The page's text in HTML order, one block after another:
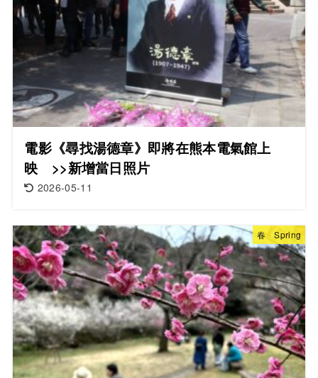
電影《尋找湯德章》即將在熊本電氣館上
映 >>新增當日照片
2026-05-11
春 Spring